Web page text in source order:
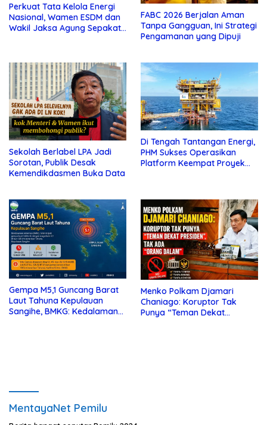
Perkuat Tata Kelola Energi
Nasional, Wamen ESDM dan
Wakil Jaksa Agung Sepakat
FABC 2026 Berjalan Aman
Tanpa Gangguan, Ini Strategi
Pengamanan yang Dipuji
Sekolah Berlabel LPA Jadi
Sorotan, Publik Desak
Kemendikdasmen Buka Data
Di Tengah Tantangan Energi,
PHM Sukses Operasikan
Platform Keempat Proyek
Gempa M5,1 Guncang Barat
Laut Tahuna Kepulauan
Sangihe, BMKG: Kedalaman
Menko Polkam Djamari
Chaniago: Koruptor Tak
Punya “Teman Dekat
MentayaNet Pemilu